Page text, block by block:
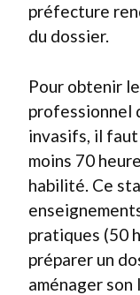
préfecture
du dossier.
Pour obtenir
professionnel
invasifs, il faut
moins 70
habilité. Ce
pratiques (50
préparer un
aménager son